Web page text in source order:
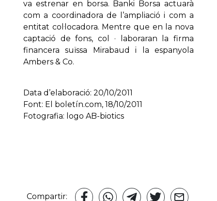
va estrenar en borsa. Banki Borsa actuarà
com a coordinadora de l’ampliació i com a
entitat col·locadora. Mentre que en la nova
captació de fons, col · laboraran la firma
financera suïssa Mirabaud i la espanyola
Ambers & Co.
Data d’elaboració: 20/10/2011
Font: El boletín.com, 18/10/2011
Fotografia: logo AB-biotics
Compartir: